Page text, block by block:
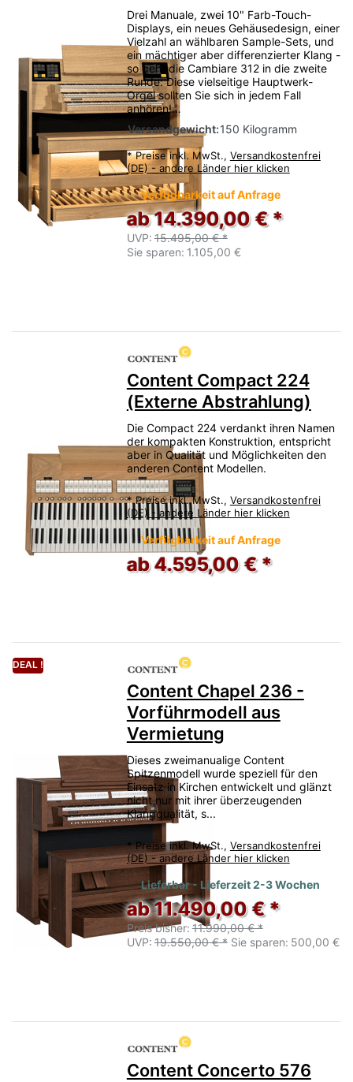
Drei Manuale, zwei 10" Farb-Touch-
Displays, ein neues Gehäusedesign, einer
Vielzahl an wählbaren Sample-Sets, und
ein mächtiger aber differenzierter Klang -
so geht die Cambiare 312 in die zweite
Runde: Diese vielseitige Hauptwerk-
Orgel sollten Sie sich in jedem Fall
anhören!…
Versandgewicht:150 Kilogramm
* Preise inkl. MwSt., Versandkostenfrei
(DE) - andere Länder hier klicken
Verfügbarkeit auf Anfrage
ab 14.390,00 € *
UVP: 15.495,00 € *
Sie sparen: 1.105,00 €
Content Compact 224
(Externe Abstrahlung)
Die Compact 224 verdankt ihren Namen
der kompakten Konstruktion, entspricht
aber in Qualität und Möglichkeiten den
anderen Content Modellen.
* Preise inkl. MwSt., Versandkostenfrei
(DE) - andere Länder hier klicken
Verfügbarkeit auf Anfrage
ab 4.595,00 € *
DEAL !
Content Chapel 236 -
Vorführmodell aus
Vermietung
Dieses zweimanualige Content
Spitzenmodell wurde speziell für den
Einsatz in Kirchen entwickelt und glänzt
nicht nur mit ihrer überzeugenden
Klangqualität, s...
* Preise inkl. MwSt., Versandkostenfrei
(DE) - andere Länder hier klicken
Lieferbar - Lieferzeit 2-3 Wochen
ab 11.490,00 € *
Preis bisher: 11.990,00 € *
UVP: 19.550,00 € * Sie sparen: 500,00 €
Content Concerto 576